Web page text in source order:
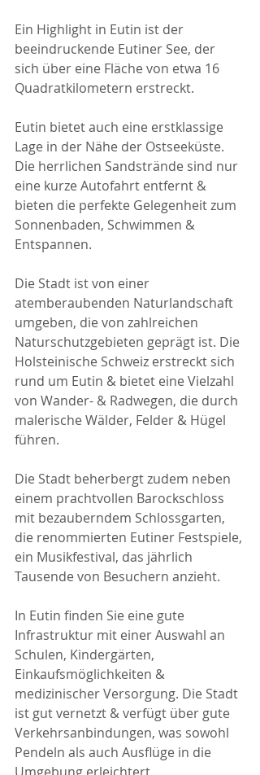
Ein Highlight in Eutin ist der
beeindruckende Eutiner See, der
sich über eine Fläche von etwa 16
Quadratkilometern erstreckt.
Eutin bietet auch eine erstklassige
Lage in der Nähe der Ostseeküste.
Die herrlichen Sandstrände sind nur
eine kurze Autofahrt entfernt &
bieten die perfekte Gelegenheit zum
Sonnenbaden, Schwimmen &
Entspannen.
Die Stadt ist von einer
atemberaubenden Naturlandschaft
umgeben, die von zahlreichen
Naturschutzgebieten geprägt ist. Die
Holsteinische Schweiz erstreckt sich
rund um Eutin & bietet eine Vielzahl
von Wander- & Radwegen, die durch
malerische Wälder, Felder & Hügel
führen.
Die Stadt beherbergt zudem neben
einem prachtvollen Barockschloss
mit bezauberndem Schlossgarten,
die renommierten Eutiner Festspiele,
ein Musikfestival, das jährlich
Tausende von Besuchern anzieht.
In Eutin finden Sie eine gute
Infrastruktur mit einer Auswahl an
Schulen, Kindergärten,
Einkaufsmöglichkeiten &
medizinischer Versorgung. Die Stadt
ist gut vernetzt & verfügt über gute
Verkehrsanbindungen, was sowohl
Pendeln als auch Ausflüge in die